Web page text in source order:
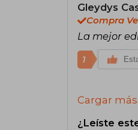
Gleydys
Compra
La mejor
1
Cargar
¿Leíste